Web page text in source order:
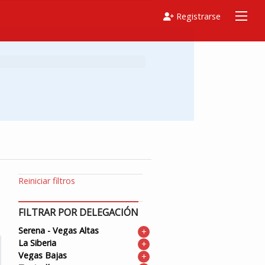
Registrarse
Reiniciar filtros
FILTRAR POR DELEGACIÓN